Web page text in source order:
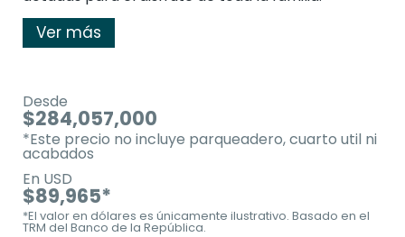
Ver más
Desde
$284,057,000
*Este precio no incluye parqueadero, cuarto util ni
acabados
En USD
$89,965*
*El valor en dólares es únicamente ilustrativo. Basado en el
TRM del Banco de la República.